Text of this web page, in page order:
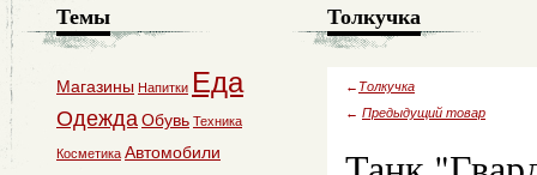
Толкучка
← Толкучка
← Предыдущий товар
Темы
Магазины Напитки Еда
ОдеждаОбувь Техника
Косметика Автомобили